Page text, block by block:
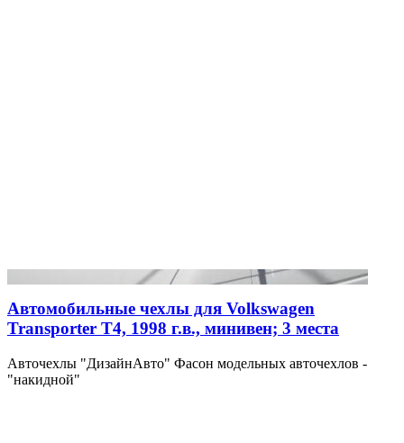
Автомобильные чехлы для Volkswagen
Transporter T4, 1998 г.в., минивен; 3 места
Авточехлы "ДизайнАвто" Фасон модельных авточехлов -
"накидной"